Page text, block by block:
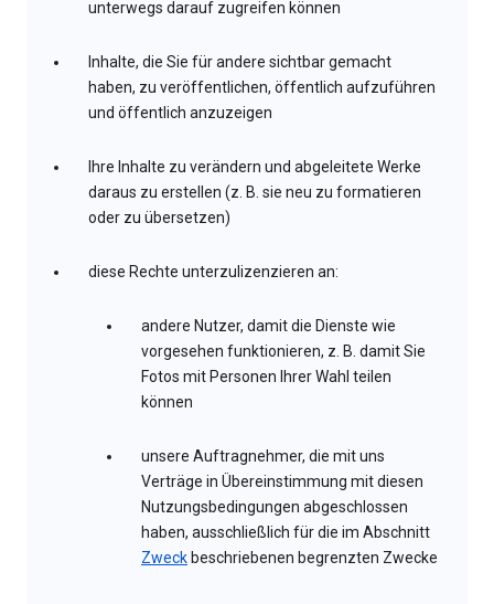
unterwegs darauf zugreifen können
Inhalte, die Sie für andere sichtbar gemacht
haben, zu veröffentlichen, öffentlich aufzuführen
und öffentlich anzuzeigen
Ihre Inhalte zu verändern und abgeleitete Werke
daraus zu erstellen (z. B. sie neu zu formatieren
oder zu übersetzen)
diese Rechte unterzulizenzieren an:
andere Nutzer, damit die Dienste wie
vorgesehen funktionieren, z. B. damit Sie
Fotos mit Personen Ihrer Wahl teilen
können
unsere Auftragnehmer, die mit uns
Verträge in Übereinstimmung mit diesen
Nutzungsbedingungen abgeschlossen
haben, ausschließlich für die im Abschnitt
Zweck beschriebenen begrenzten Zwecke